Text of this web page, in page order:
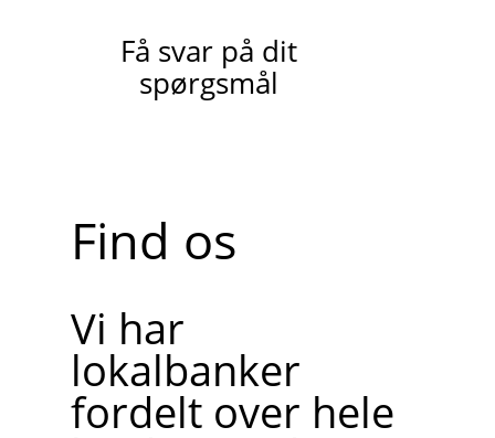
Få svar på dit
spørgsmål
Find os
Vi har
lokalbanker
fordelt over hele